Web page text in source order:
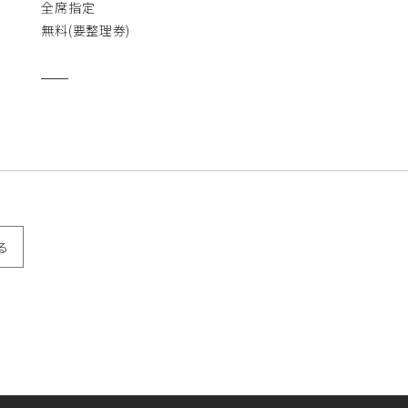
全席指定
無料(要整理券)